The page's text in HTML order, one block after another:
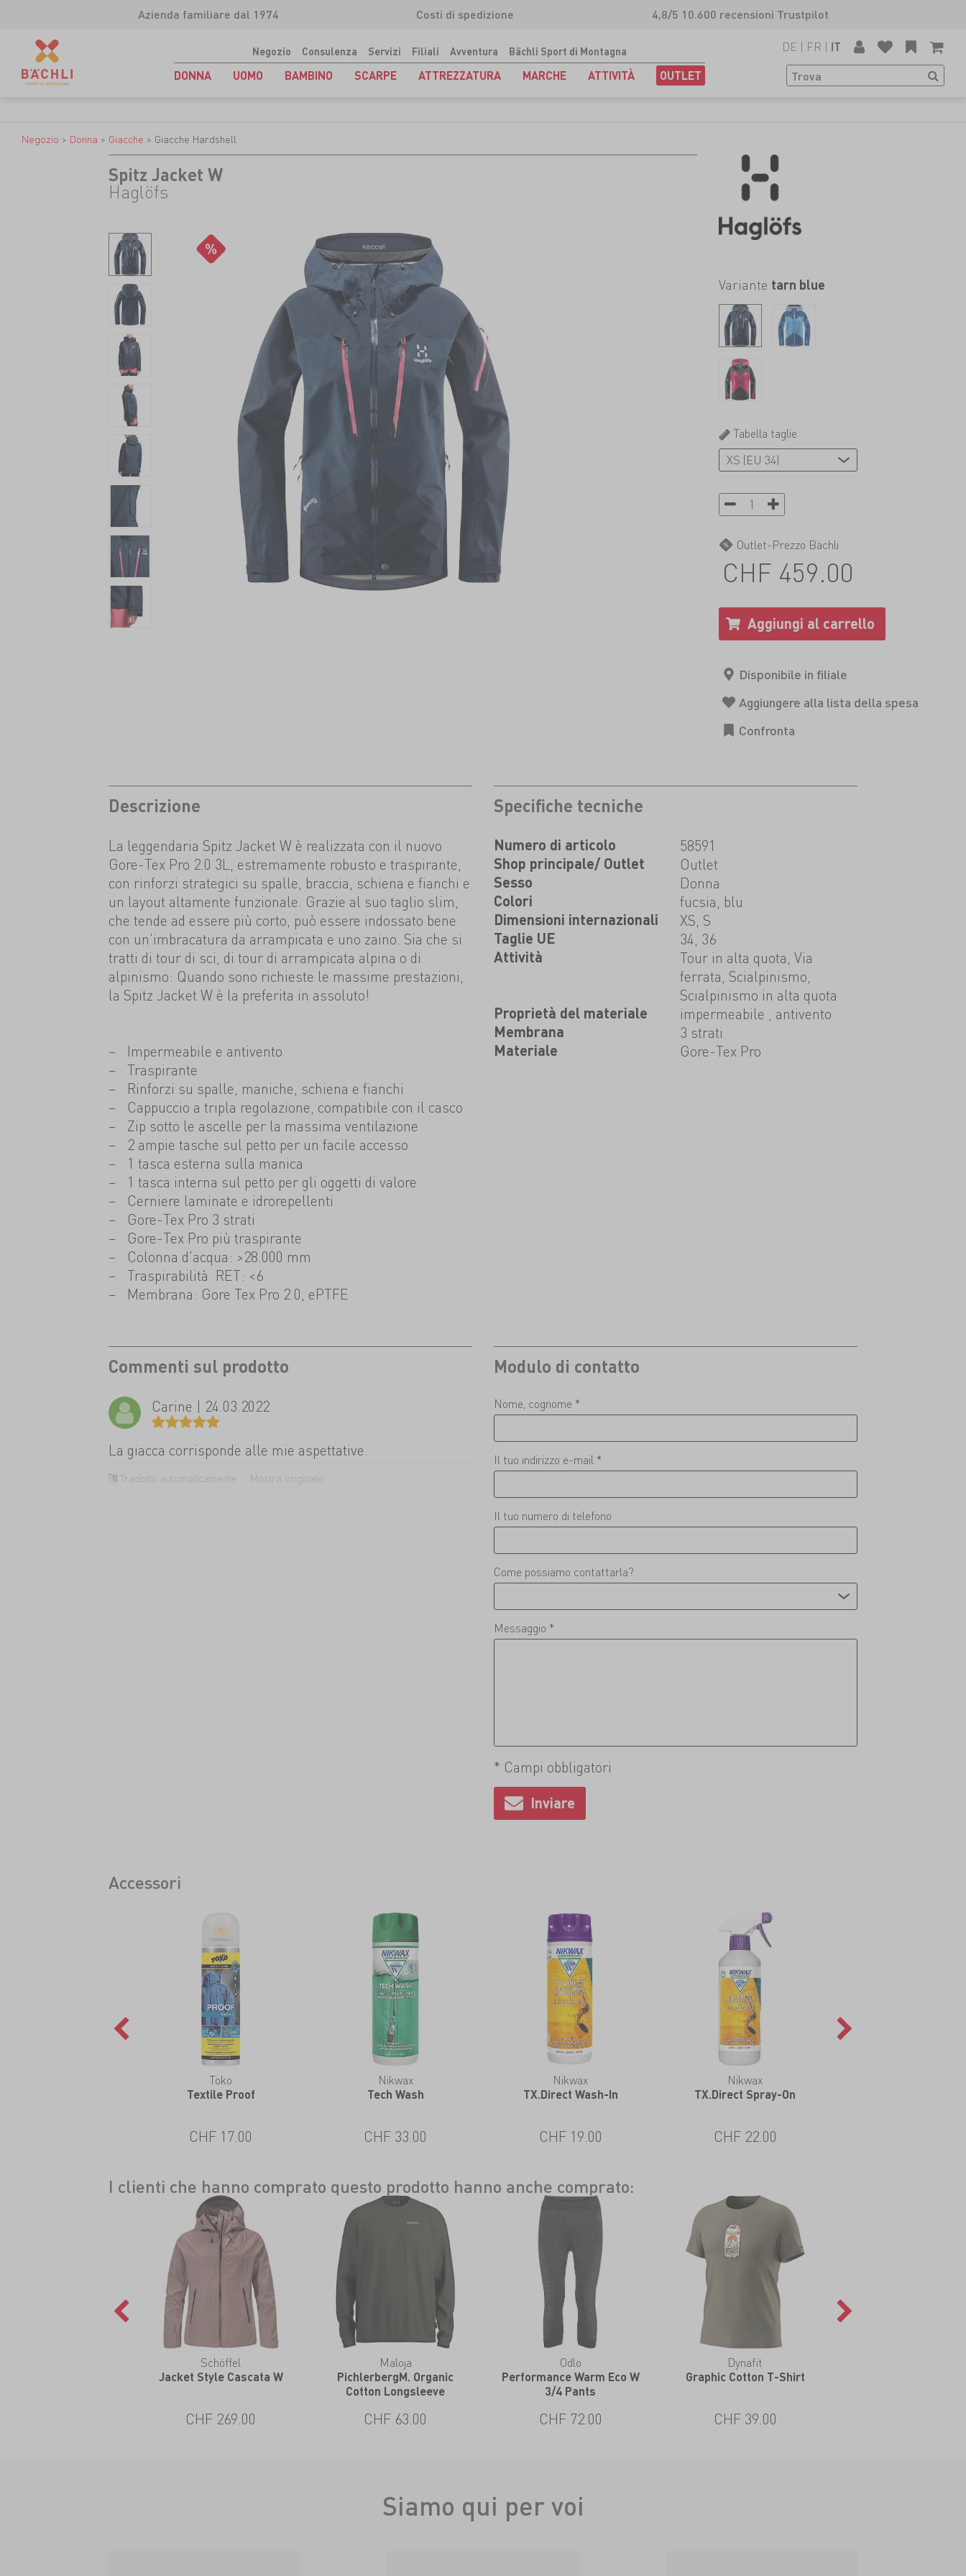
Azienda familiare dal 1974 Costi di spedizione 4,8/5 10.600 recensioni Trustpilot
Negozio Consulenza Servizi Filiali Avventura Bächli Sport di Montagna
DONNA UOMO BAMBINO SCARPE ATTREZZATURA MARCHE ATTIVITÀ OUTLET
DE | FR | IT
Negozio > Donna > Giacche > Giacche Hardshell
Spitz Jacket W
Haglöfs
Variante tarn blue
Tabella taglie
Outlet-Prezzo Bächli
CHF 459.00
Descrizione
La leggendaria Spitz Jacket W è realizzata con il nuovo
Gore-Tex Pro 2.0 3L, estremamente robusto e traspirante,
con rinforzi strategici su spalle, braccia, schiena e fianchi e
un layout altamente funzionale. Grazie al suo taglio slim,
che tende ad essere più corto, può essere indossato bene
con un'imbracatura da arrampicata e uno zaino. Sia che si
tratti di tour di sci, di tour di arrampicata alpina o di
alpinismo: Quando sono richieste le massime prestazioni,
la Spitz Jacket W è la preferita in assoluto!
Impermeabile e antivento
Traspirante
Rinforzi su spalle, maniche, schiena e fianchi
Cappuccio a tripla regolazione, compatibile con il casco
Zip sotto le ascelle per la massima ventilazione
2 ampie tasche sul petto per un facile accesso
1 tasca esterna sulla manica
1 tasca interna sul petto per gli oggetti di valore
Cerniere laminate e idrorepellenti
Gore-Tex Pro 3 strati
Gore-Tex Pro più traspirante
Colonna d'acqua: >28.000 mm
Traspirabilità RET: <6
Membrana: Gore Tex Pro 2.0, ePTFE
Specifiche tecniche
Numero di articolo 58591
Shop principale/ Outlet Outlet
Sesso Donna
Colori fucsia, blu
Dimensioni internazionali XS, S
Taglie UE 34, 36
Attività
Tour in alta quota, Via
ferrata, Scialpinismo,
Scialpinismo in alta quota
Proprietà del materiale impermeabile , antivento
Membrana 3 strati
Materiale Gore-Tex Pro
Commenti sul prodotto
Carine | 24.03.2022
La giacca corrisponde alle mie aspettative.
Tradotto automaticamente · Mostra originale
Modulo di contatto
Nome, cognome *
Il tuo indirizzo e-mail *
Il tuo numero di telefono
Come possiamo contattarla?
Messaggio *
* Campi obbligatori
Accessori
Toko
Textile Proof
CHF 17.00
Nikwax
Tech Wash
CHF 33.00
Nikwax
TX.Direct Wash-In
CHF 19.00
Nikwax
TX.Direct Spray-On
CHF 22.00
I clienti che hanno comprato questo prodotto hanno anche comprato:
Schöffel
Jacket Style Cascata W
CHF 269.00
Maloja
PichlerbergM. Organic
Cotton Longsleeve
CHF 63.00
Odlo
Performance Warm Eco W
3/4 Pants
CHF 72.00
Dynafit
Graphic Cotton T-Shirt
CHF 39.00
Siamo qui per voi